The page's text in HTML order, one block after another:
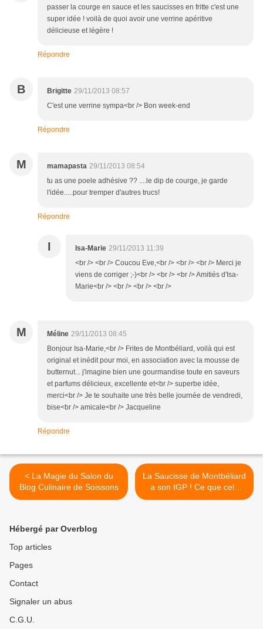
passer la courge en sauce et les saucisses en fritte c'est une
super idée ! voilà de quoi avoir une verrine apéritive
délicieuse et légère !
Répondre
B Brigitte 29/11/2013 08:57
C'est une verrine sympa<br /> Bon week-end
Répondre
M mamapasta 29/11/2013 08:54
tu as une poele adhésive ?? ....le dip de courge, je garde
l'idée.....pour tremper d'autres trucs!
Répondre
I Isa-Marie 29/11/2013 11:39
<br /> <br /> Coucou Eve,<br /> <br /> <br /> Merci je
viens de corriger ;-)<br /> <br /> <br /> Amitiés d'Isa-
Marie<br /> <br /> <br /> <br />
M Méline 29/11/2013 08:45
Bonjour Isa-Marie,<br /> Frites de Montbéliard, voilà qui est
original et inédit pour moi, en association avec la mousse de
butternut... j'imagine bien une gourmandise toute en saveurs
et parfums délicieux, excellente et<br /> superbe idée,
merci<br /> Je te souhaite une très belle journée de vendredi,
bise<br /> amicale<br /> Jacqueline
Répondre
< La Magie du Salon du
Blog Culinaire de Soissons
La Saucisse de Montbéliard
a son IGP ! Ce que cela
change pour nous
Hébergé par Overblog
Top articles
Pages
Contact
Signaler un abus
C.G.U.